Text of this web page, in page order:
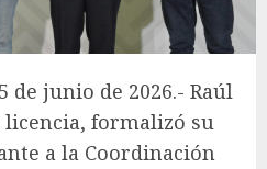
de junio de 2026.- Raúl
formalizó su
a la Coordinación